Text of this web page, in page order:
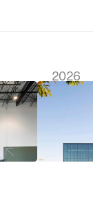
2026